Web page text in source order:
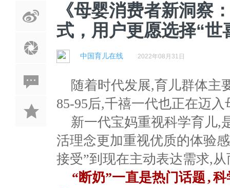
《母婴消费者新洞察
式，用户更愿选择“世
中国育儿在线 2022年08月31日
随着时代发展,育儿群体主
85-95后,千禧一代也正在迈
新一代宝妈重视科学育儿,
活理念更加重视优质的体验
接受”到现在主动表达需求,
“断奶”一直是热门话题,科